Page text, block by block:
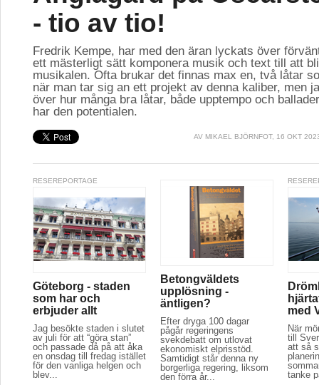
- tio av tio!
Fredrik Kempe, har med den äran lyckats över
ett mästerligt sätt komponera musik och text till att
musikalen. Ofta brukar det finnas max en, två låtar
när man tar sig an ett projekt av denna kaliber, men
över hur många bra låtar, både upptempo och
har den potentialen.
AV MIKAEL BJÖRNFOT, 16 OKT
RESEREPORTAGE
Göteborg - staden
som har och
erbjuder allt
Jag besökte staden i slutet
av juli för att “göra stan”
och passade då på att åka
en onsdag till fredag istället
för den vanliga helgen och
blev...
Betongväldets
upplösning -
äntligen?
Efter dryga 100 dagar
pågår regeringens
svekdebatt om utlovat
ekonomiskt elprisstöd.
Samtidigt står denna ny
borgerliga regering, liksom
den förra år...
med
När
till
att så
tanke